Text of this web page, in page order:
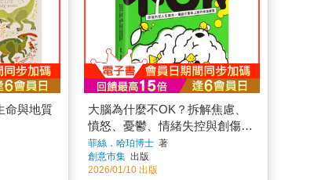
命與地質
大腦為什麼不OK？拆解焦慮、
憤怒、憂鬱、情緒失控與創傷成
因，改寫內在人生劇本，讓自己
重新上路的修復練習
菲絲．哈珀博士著
創意市集 出版
2026/01/10 出版